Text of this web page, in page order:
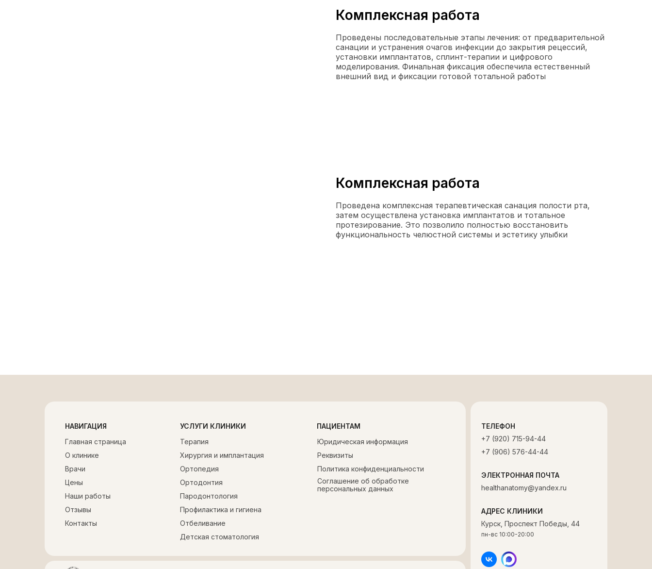
Комплексная работа
Комплексная работа
Проведены последовательные этапы лечения: от предварительной
санации и устранения очагов инфекции до закрытия рецессий,
установки имплантатов, сплинт-терапии и цифрового
моделирования. Финальная фиксация обеспечила естественный
внешний вид и фиксации готовой тотальной работы
Проведена комплексная терапевтическая санация полости рта,
затем осуществлена установка имплантатов и тотальное
протезирование. Это позволило полностью восстановить
функциональность челюстной системы и эстетику улыбки
Лечение кариеса
жевательной поверхности для полноценной функции зубов
позволило вернуть полноценную функцию жевания и
естественную эстетику
Протезирование
Отбеливание
Zoom
НАВИГАЦИЯ УСЛУГИ КЛИНИКИ ПАЦИЕНТАМ ТЕЛЕФОН
ЭЛЕКТРОННАЯ ПОЧТА
АДРЕС КЛИНИКИ
Главная страница
О клинике
Врачи
Наши работы
Цены
Отзывы
Контакты
Профилактика и гигиена
Ортодонтия
Пародонтология
Ортопедия
Хирургия и имплантация
Терапия
Юридическая информация
Реквизиты
Отбеливание
Детская стоматология
Политика конфиденциальности
Соглашение об обработке
персональных данных
+7 (920) 715-94-44
+7 (906) 576-44-44
Курск, Проспект Победы, 44
пн-вс 10:00-20:00
healthanatomy@yandex.ru